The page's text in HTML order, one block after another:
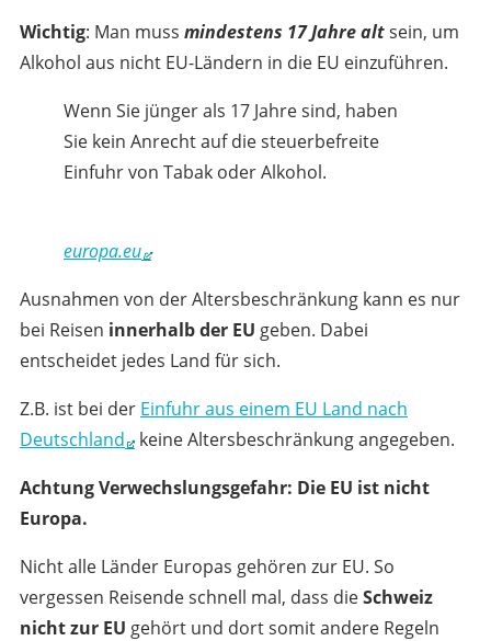
Wichtig: Man muss mindestens 17 Jahre altsein, um
Alkohol aus nicht EU-Ländern in die EU einzuführen.
Wenn Sie jünger als 17 Jahre sind, haben
Sie kein Anrecht auf die steuerbefreite
Einfuhr von Tabak oder Alkohol.
europa.eu
Ausnahmen von der Altersbeschränkung kann es nur
bei Reisen innerhalb der EU geben. Dabei
entscheidet jedes Land für sich.
Z.B. ist bei der Einfuhr aus einem EU Land nach
Deutschland
keine Altersbeschränkung angegeben.
Achtung Verwechslungsgefahr: Die EU ist nicht
Europa.
Nicht alle Länder Europas gehören zur EU. So
vergessen Reisende schnell mal, dass dieSchweiz
nicht zur EU gehört und dort somit andere Regeln